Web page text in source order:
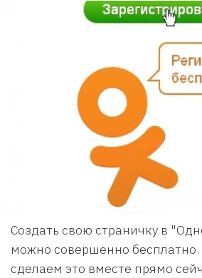
Создать свою страничку в
можно совершенно
сделаем это вместе прямо